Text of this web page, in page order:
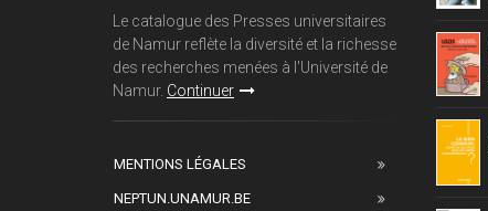
Le catalogue des Presses universitaires
de Namur reflète la diversité et la richesse
des recherches menées à l'Université de
Namur. Continuer
MENTIONS LÉGALES
NEPTUN.UNAMUR.BE